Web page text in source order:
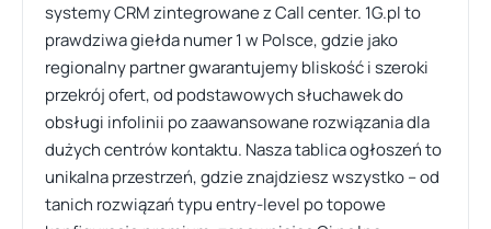
systemy CRM zintegrowane z Call center. 1G.pl to
prawdziwa giełda numer 1 w Polsce, gdzie jako
regionalny partner gwarantujemy bliskość i szeroki
przekrój ofert, od podstawowych słuchawek do
obsługi infolinii po zaawansowane rozwiązania dla
dużych centrów kontaktu. Nasza tablica ogłoszeń to
unikalna przestrzeń, gdzie znajdziesz wszystko – od
tanich rozwiązań typu entry-level po topowe